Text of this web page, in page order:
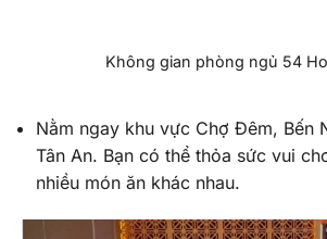
Không gian phòng ngủ 54
Nằm ngay khu vực Chợ Đêm, Bến
Tân An. Bạn có thể thỏa sức vui
nhiều món ăn khác nhau.